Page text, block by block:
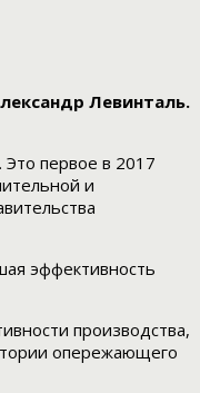
Левинталь.
Это первое в 2017
и
эффективность
производства,
опережающего